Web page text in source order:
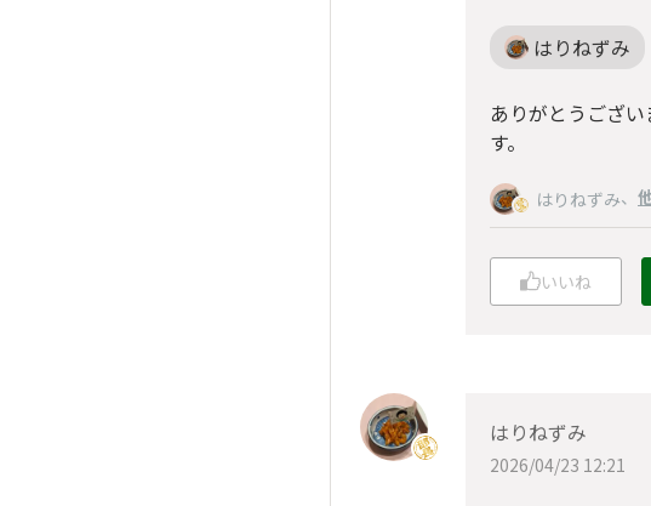
はりねずみ
ありがとうござ
す。
はりねずみ、
いいね
はりねずみ
2026/04/23 12:21